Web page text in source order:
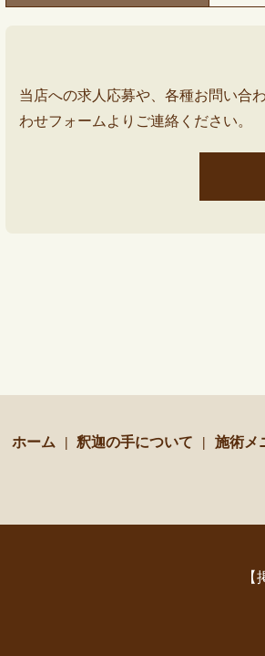
当店への求人応募や、各種お問い合
わせフォームよりご連絡ください。
ホーム 釈迦の手について 施術メ